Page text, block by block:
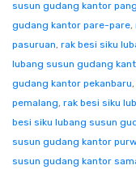
susun gudang kantor
gudang kantor pare-pare,
pasuruan, rak besi siku
lubang susun gudang
gudang kantor pekanbaru,
pemalang, rak besi siku
besi siku lubang susun
susun gudang kantor
susun gudang kantor